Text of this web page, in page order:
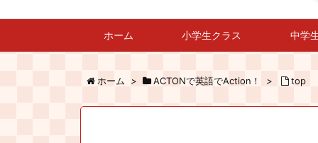
ホーム 小学生クラス 中学
ホーム > ACTONで英語でAction！ > top